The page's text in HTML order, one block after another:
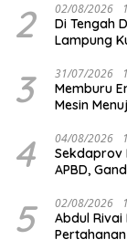
2 02/08/2026
Di Tengah
Lampung
3 31/07/2026
Memburu
Mesin
4 04/08/2026
Sekdaprov
APBD,
5 02/08/2026
Abdul Rivai